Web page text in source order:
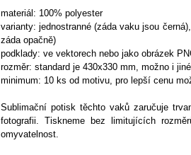
materiál: 100% polyester
varianty: jednostranné (záda vaku jsou
záda opačně)
podklady: ve vektorech nebo jako obrázek
rozměr: standard je 430x330 mm, možno i
minimum: 10 ks od motivu, pro lepší cenu
Sublimační potisk těchto vaků zaručuje
fotografii. Tiskneme bez limitujících
omyvatelnost.